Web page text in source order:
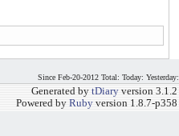
Since Feb-20-2012 Total: Today: Yesterday:
Generated by tDiary version 3.1.2
Powered by Ruby version 1.8.7-p358